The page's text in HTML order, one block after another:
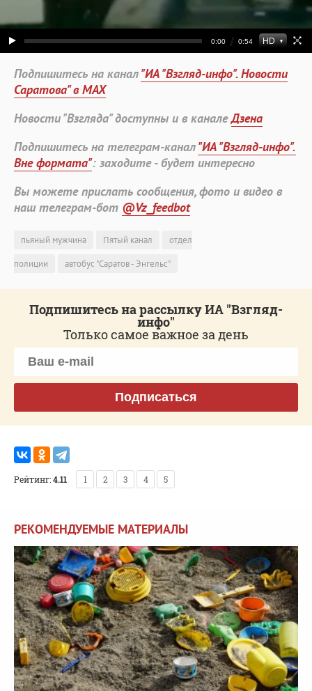
Подпишитесь на канал"ИА "Взгляд-инфо". Новости
Саратова" в MAX
Новости "Взгляда" доступны и в каналеДзена
Подпишитесь на телеграм-канал"ИА "Взгляд-инфо".
Вне формата": заходите - будет интересно
Вы можете прислать сообщения, фото и видео в
наш телеграм-бот @Vz_feedbot
пьяный мужчина Пятый канал
отдел
полиции
автобус "Саратов - Энгельс"
Подпишитесь на рассылку ИА "Взгляд-
инфо"
Только самое важное за день
Подписаться
Рейтинг:4.11 1 2 3 4 5
РЕКОМЕНДУЕМЫЕ МАТЕРИАЛЫ